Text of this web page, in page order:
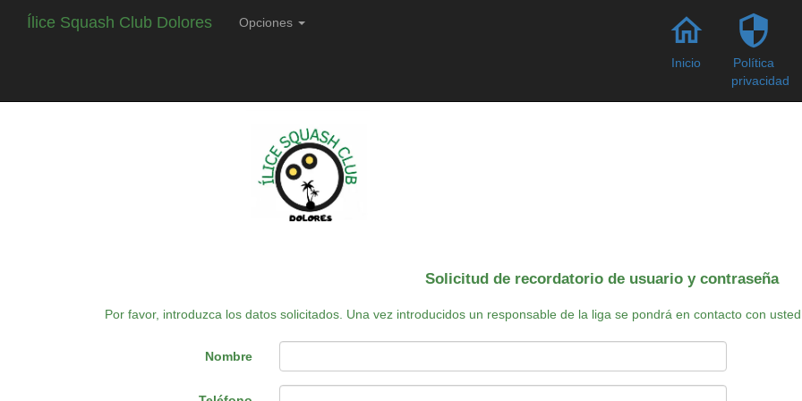
Ílice Squash Club Dolores Opciones security
Política
privacidad
home
Inicio
Solicitud de recordatorio de usuario y contraseña
Por favor, introduzca los datos solicitados. Una vez introducidos un responsable de la liga se pondrá en contacto con
Nombre